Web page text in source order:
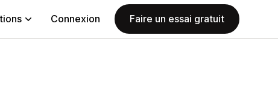
Connexion Faire un essai gratuit